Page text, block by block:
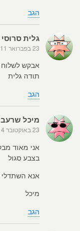
הגב
גלית סרוסי
23 בפברואר 2011
אבקש
תודה גלית
הגב
מיכל
23 באוקטובר 2014
אני מאוד
בצבע סגול
אנא
מיכל
הגב